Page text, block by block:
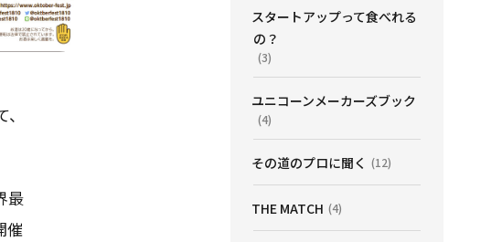
最
催
スタートアップって食べれる
の？
(3)
ユニコーンメーカーズブック
(4)
その道のプロに聞く (12)
THE MATCH (4)